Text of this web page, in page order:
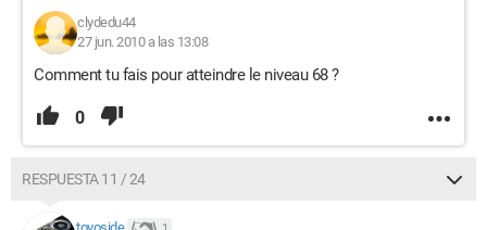
clydedu44
27 jun. 2010 a las 13:08
Comment tu fais pour atteindre le niveau 68 ?
0
RESPUESTA 11 / 24